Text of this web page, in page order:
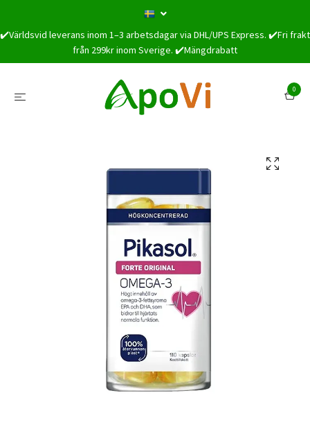
✔️Världsvid leverans inom 1–3 arbetsdagar via DHL/UPS Express. ✔️Fri frakt
från 299kr inom Sverige. ✔️Mängdrabatt
0